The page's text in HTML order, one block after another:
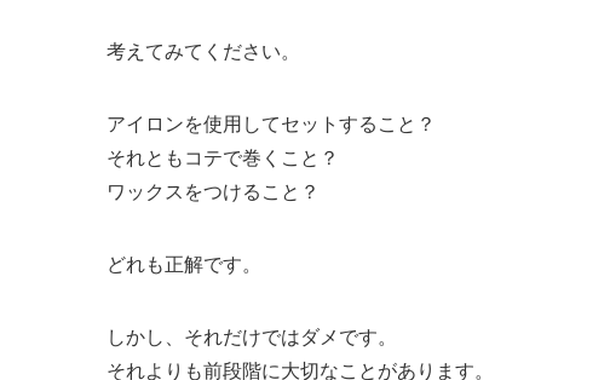
考えてみてください。
アイロンを使用してセットすること？
それともコテで巻くこと？
ワックスをつけること？
どれも正解です。
しかし、それだけではダメです。
それよりも前段階に大切なことがあります。